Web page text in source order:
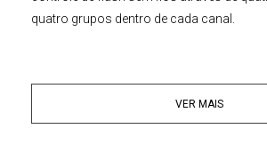
quatro grupos dentro de cada canal.
variando de 12-42mm (equivalente a
um painel difusor embutido grande
VER MAIS